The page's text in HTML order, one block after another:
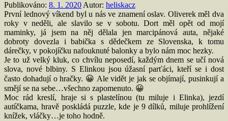
Publikováno: 8. 1. 2020Autor: heliskacz
První lednový víkend byl u nás ve znamení oslav. Oliverek měl dva
roky v neděli, ale slavilo se v sobotu. Dort měl opět od mojí
maminky, já jsem na něj dělala jen marcipánová auta, nějaké
dobroty dovezla i babička s dědečkem ze Slovenska, k tomu
dárečky, v pokojíčku nafouknuté balonky a bylo nám moc hezky.
Je to už velký kluk, co chvílu neposedí, každým dnem se učí nová
slova, nové blbiny. S Elinkou jsou úžasní parťáci, kteří se i dost
často dohadují o hračky. 😀 Ale vidět je jak se objímají, pusinkují a
smějí se na sebe…všechno zapomenuto. 😀
Moc rád kreslí, hraje si s plastelínou (tu miluje i Elinka), jezdí
autíčkama, hravě poskládá puzzle, kde je 9 dílků, miluje prohlížení
knížek, vláčky…je toho hodně.